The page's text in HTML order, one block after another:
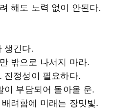
해도 노력 없이 안된다.
생긴다.
밖으로 나서지 마라.
진정성이 필요하다.
부담되어 돌아올 운.
려함에 미래는 장밋빛.